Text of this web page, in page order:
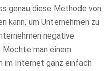
genau diese Methode von
kann, um Unternehmen zu
negative
man einem
im Internet ganz einfach